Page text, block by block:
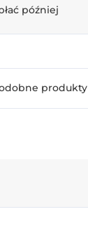
później
produkty